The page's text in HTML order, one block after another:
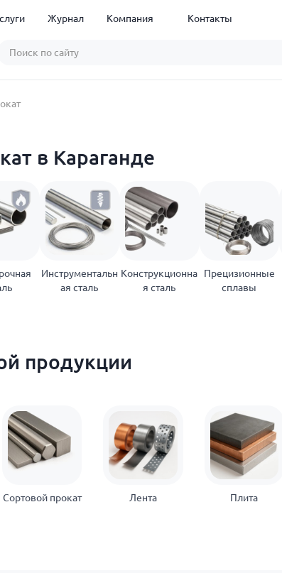
Журнал Компания Контакты
в Караганде
Инструментальн
ая сталь
Конструкционна
я сталь
Прецизионные
сплавы
продукции
Сортовой прокат Лента Плита